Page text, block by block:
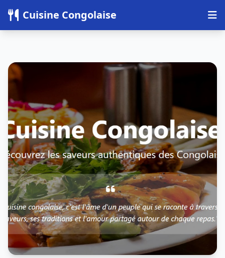
Cuisine Congolaise